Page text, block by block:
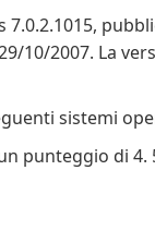
7.0.2.1015,
10/2007. La
sistemi
punteggio di 4.